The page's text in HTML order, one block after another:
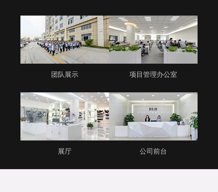
团队展示 项目管理办公室
展厅 公司前台